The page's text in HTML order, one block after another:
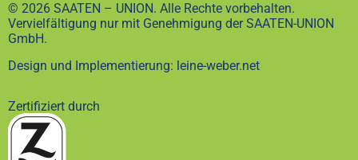
© 2026 SAATEN – UNION. Alle Rechte vorbehalten.
Vervielfältigung nur mit Genehmigung der SAATEN-UNION
GmbH.
Design und Implementierung: leine-weber.net
Zertifiziert durch